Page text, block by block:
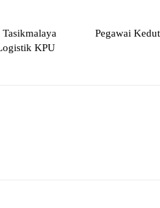
KPU
Pegawai